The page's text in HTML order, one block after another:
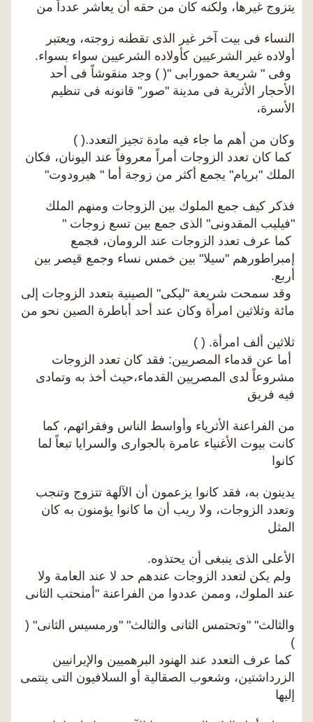
يتزوج غيرها، ولكنه كان من حقه أن يعاشر عدداً من
النساء فى بيت آخر غير الذى تقطنه زوجته، ويعتبر
أولاده غير الشرعيين كأولاده الشرعيين سواء بسواء.
وفى " شريعة حمورابى "( ) وجد منقوشاً فى أحد
الأحجار الأثرية فى مدينة "صور" قانونه فى تنظيم
الأسرة،
وكان من أهم ما جاء فيه مادة تجيز التعدد.( )
كما كان تعدد الزوجات أمراً معروفاً عند اليونان، فكان
الملك "بريام" يجمع أكثر من زوجة أما " هيرودوت"
فذكر كيف جمع الملوك بين الزوجات ومنهم الملك
"فيليب المقدونى" الذى جمع بين تسع زوجات "
كما عرف تعدد الزوجات عند الرومان، فجمع
إمبراطورهم "سيلا" بين خمس نساء وجمع قيصر بين
أربع.
وقد سمحت شريعة "ليكى" الصينية بتعدد الزوجات إلى
مائة وثلاثين امرأة وكان عند أحد أباطرة الصين نحو من
ثلاثين ألف امرأة. ( )
أما عن قدماء المصريين: فقد كان تعدد الزوجات
مشروعاً لدى المصريين القدماء،حيث أخذ به وتمادى
فيه فريق
من الفراعنة الأثرياء وأواسط الناس وفقرائهم، كما
كانت بيوت الأغنياء عامرة بالجوارى والسرايا تبعاً لما
كانوا
يدينون به، فقد كانوا يزعمون أن الآلهة تتزوج وتنجب
وتعدد الزوجات، ولا ريب أن ما كانوا يؤمنون به كان
المثل
الأعلى الذى ينبغى أن يحتذوه.
ولم يكن لتعدد الزوجات عندهم حد لا عند العامة ولا
عند الملوك، وممن عددوا من الفراعنة "أمنحتب الثانى
والثالث" "وتحتمس الثانى والثالث" "ورمسيس الثانى" (
)
كما عرف التعدد عند الهنود البرهميين والإيرانيين
الزرداشتين، وشعوب الصقالية أو السلافيون التى ينتمى
إليها